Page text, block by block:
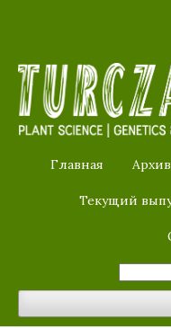
Главная Архив
Текущий